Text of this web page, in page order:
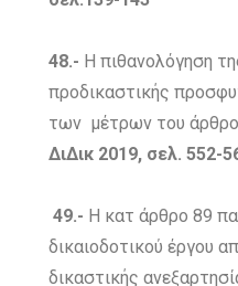
48.- Η πιθανολόγηση
προδικαστικής
των μέτρων του
ΔιΔικ 2019, σελ. 552-
49.- Η κατ άρθρο 89
δικαιοδοτικού έργου
δικαστικής